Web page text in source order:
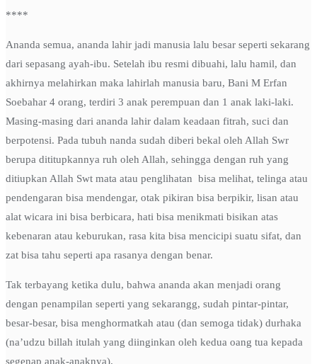
****
Ananda semua, ananda lahir jadi manusia lalu besar seperti sekarang
dari sepasang ayah-ibu. Setelah ibu resmi dibuahi, lalu hamil, dan
akhirnya melahirkan maka lahirlah manusia baru, Bani M Erfan
Soebahar 4 orang, terdiri 3 anak perempuan dan 1 anak laki-laki.
Masing-masing dari ananda lahir dalam keadaan fitrah, suci dan
berpotensi. Pada tubuh nanda sudah diberi bekal oleh Allah Swr
berupa dititupkannya ruh oleh Allah, sehingga dengan ruh yang
ditiupkan Allah Swt mata atau penglihatan bisa melihat, telinga atau
pendengaran bisa mendengar, otak pikiran bisa berpikir, lisan atau
alat wicara ini bisa berbicara, hati bisa menikmati bisikan atas
kebenaran atau keburukan, rasa kita bisa mencicipi suatu sifat, dan
zat bisa tahu seperti apa rasanya dengan benar.
Tak terbayang ketika dulu, bahwa ananda akan menjadi orang
dengan penampilan seperti yang sekarangg, sudah pintar-pintar,
besar-besar, bisa menghormatkah atau (dan semoga tidak) durhaka
(na’udzu billah itulah yang diinginkan oleh kedua oang tua kepada
segenap anak-anaknya).